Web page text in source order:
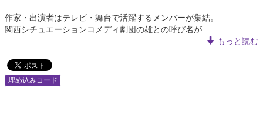
作家・出演者はテレビ・舞台で活躍するメンバーが集結。
関西シチュエーションコメディ劇団の雄との呼び名が...
もっと読む
埋め込みコード